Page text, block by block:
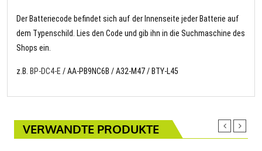
Der Batteriecode befindet sich auf der Innenseite jeder Batterie auf
dem Typenschild. Lies den Code und gib ihn in die Suchmaschine des
Shops ein.
z.B. BP-DC4-E / AA-PB9NC6B / A32-M47 / BTY-L45
VERWANDTE PRODUKTE